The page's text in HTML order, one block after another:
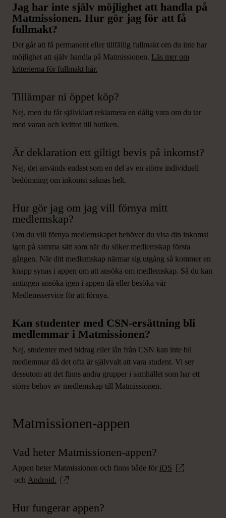
Jag har inte själv möjlighet att handla på
Matmissionen. Hur gör jag för att få
fullmakt?
Det går att få permanent eller tillfällig fullmakt om du inte har
möjlighet att själv handla på Matmissionen. Läs mer om
kriterierna för fullmakt här.
Tillämpar ni öppet köp?
Nej, men du får självklart reklamera en dålig vara om du tar
med varan och kvittot till butiken.
Är deklaration ett giltigt bevis på inkomst?
Nej, det används endast som en del av en större individuell
bedömning om inkomst saknas helt.
Hur gör jag om jag vill förnya mitt
medlemskap?
Om du vill förnya medlemskapet behöver du visa din inkomst
igen på samma sätt som när du söker medlemskap första
gången. När ditt medlemskap närmar sig utgång så kommer en
knapp synas i appen om att ansöka om medlemskap. Så du kan
antingen ansöka igen i appen då eller besöka vår
Medlemsservice för att förnya.
Kan studenter med CSN-ersättning bli
medlemmar i Matmissionen?
Nej, studenter med bidrag eller lån från CSN kan inte bli
medlemmar då det ofta är självvalt att vara student. Vi ser
dessutom att det finns andra grupper i samhället som har ett
större behov av medlemskap till Matmissionen.
Matmissionen-appen
Vad heter Matmissionen-appen?
Appen heter Matmissionen och finns både för iOS
och Android.
Hur fungerar appen?